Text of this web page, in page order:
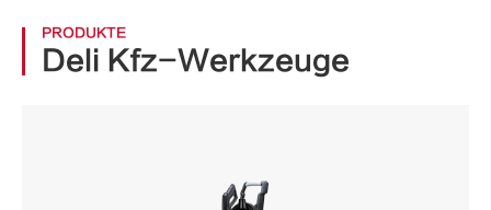
PRODUKTE
Deli Kfz-Werkzeuge